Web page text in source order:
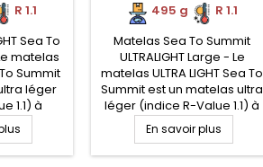
R 1.1
Sea To
matelas
To Summit
léger
1.1) à
du
ultra
495 g
R 1.1
Matelas Sea To Summit
ULTRALIGHT Large - Le
matelas ULTRA LIGHT Sea To
Summit est un matelas ultra
léger (indice R-Value 1.1) à
cellules indépendantes
pour le confort du
randonneur en trek ultra
En savoir plus